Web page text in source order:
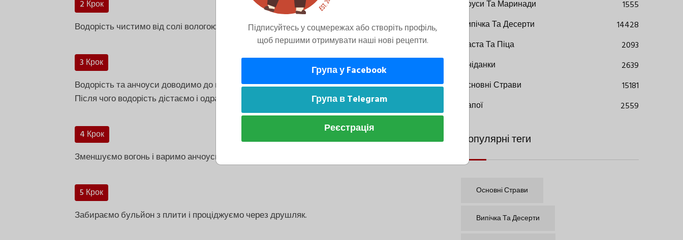
2 Крок
Водорість чистимо від солі вологою серветкою.
3 Крок
Водорість та анчоуси доводимо до кипіння на сильному вогні, знімаючи пінку.
Після чого водорість дістаємо і одразу ж викидаємо.
4 Крок
Зменшуємо вогонь і варимо анчоуси 7 хвилин.
5 Крок
Забираємо бульйон з плити і проціджуємо через друшляк.
Соуси Та Маринади
1555
Випічка Та Десерти
14428
Паста Та Піца
2093
Сніданки
2639
Основні Страви
15181
Напої
2559
Популярні теги
Основні Страви
Випічка Та Десерти
Підписуйтесь у соцмережах або створіть профіль,
щоб першими отримувати наші нові рецепти.
Група у Facebook
Група в Telegram
Реєстрація